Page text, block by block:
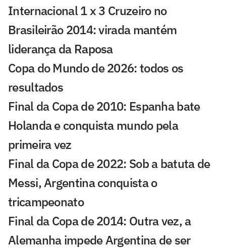
Internacional 1 x 3 Cruzeiro no
Brasileirão 2014: virada mantém
liderança da Raposa
Copa do Mundo de 2026: todos os
resultados
Final da Copa de 2010: Espanha bate
Holanda e conquista mundo pela
primeira vez
Final da Copa de 2022: Sob a batuta de
Messi, Argentina conquista o
tricampeonato
Final da Copa de 2014: Outra vez, a
Alemanha impede Argentina de ser